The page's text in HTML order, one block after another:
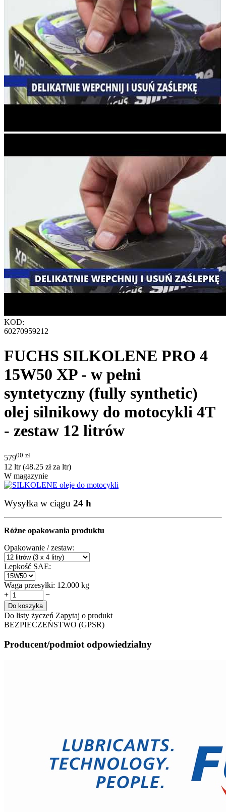
KOD:
60270959212
FUCHS SILKOLENE PRO 4
15W50 XP - w pełni
syntetyczny (fully synthetic)
olej silnikowy do motocykli 4T
- zestaw 12 litrów
57900 zł
12 ltr (48.25 złza ltr)
W magazynie
Wysyłka w ciągu 24 h
Różne opakowania produktu
Opakowanie / zestaw:
Lepkość SAE:
Waga przesyłki: 12.000 kg
+
−
Do koszyka
Do listy życzeń Zapytaj o produkt
BEZPIECZEŃSTWO (GPSR)
Producent/podmiot odpowiedzialny